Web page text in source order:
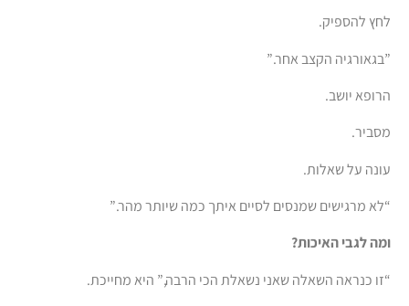
לחץ להספיק.
”בגאורגיה הקצב אחר.”
הרופא יושב.
מסביר.
עונה על שאלות.
“לא מרגישים שמנסים לסיים איתך כמה שיותר מהר.”
ומה לגבי האיכות?
“זו כנראה השאלה שאני נשאלת הכי הרבה,” היא מחייכת.